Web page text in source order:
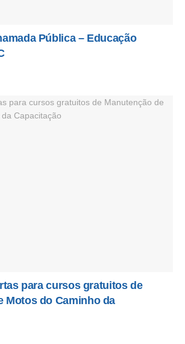
Pública – Educação
para cursos gratuitos de
Motos do Caminho da